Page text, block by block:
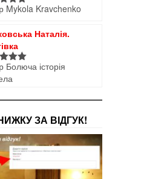
в
Mykola Kravchenko
Наталія.
в
Болюча історія
ЗА ВІДГУК!